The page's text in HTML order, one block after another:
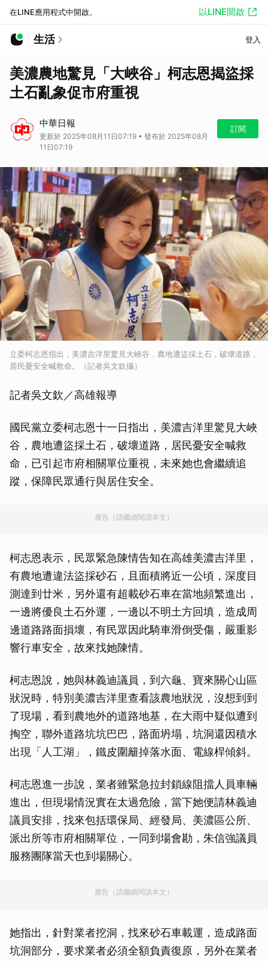
在LINE應用程式中開啟。 以LINE開啟
生活 登入
美濃農地驚見「大峽谷」柯志恩揭盜採
土石亂象促市府重視
中華日報
更新於 2025年08月11日07:19 • 發布於 2025年08月
11日07:19
訂閱
立委柯志恩指出，美濃吉洋里驚見大峽谷，農地遭盜採土石，破壞道路，
居民憂安全喊救命。（記者吳文欽攝）
記者吳文欽／高雄報導
國民黨立委柯志恩十一日指出，美濃吉洋里驚見大峽
谷，農地遭盜採土石，破壞道路，居民憂安全喊救
命，已引起市府相關單位重視，未來她也會繼續追
蹤，保障民眾通行與居住安全。
廣告（請繼續閱讀本文）
柯志恩表示，民眾緊急陳情告知在高雄美濃吉洋里，
有農地遭違法盜採砂石，且面積將近一公頃，深度目
測達到廿米，另外還有超載砂石車在當地頻繁進出，
一邊將優良土石外運，一邊以不明土方回填，造成周
邊道路路面損壞，有民眾因此騎車滑倒受傷，嚴重影
響行車安全，故來找她陳情。
柯志恩說，她與林義迪議員，到六龜、寶來關心山區
狀況時，特別美濃吉洋里查看該農地狀況，沒想到到
了現場，看到農地外的道路地基，在大雨中疑似遭到
掏空，聯外道路坑坑巴巴，路面坍塌，坑洞還因積水
出現「人工湖」，鐵皮圍籬掉落水面、電線桿傾斜。
柯志恩進一步說，業者雖緊急拉封鎖線阻擋人員車輛
進出，但現場情況實在太過危險，當下她便請林義迪
議員安排，找來包括環保局、經發局、美濃區公所、
派出所等市府相關單位，一同到場會勘，朱信強議員
服務團隊當天也到場關心。
廣告（請繼續閱讀本文）
她指出，針對業者挖洞，找來砂石車載運，造成路面
坑洞部分，要求業者必須全額負責復原，另外在業者